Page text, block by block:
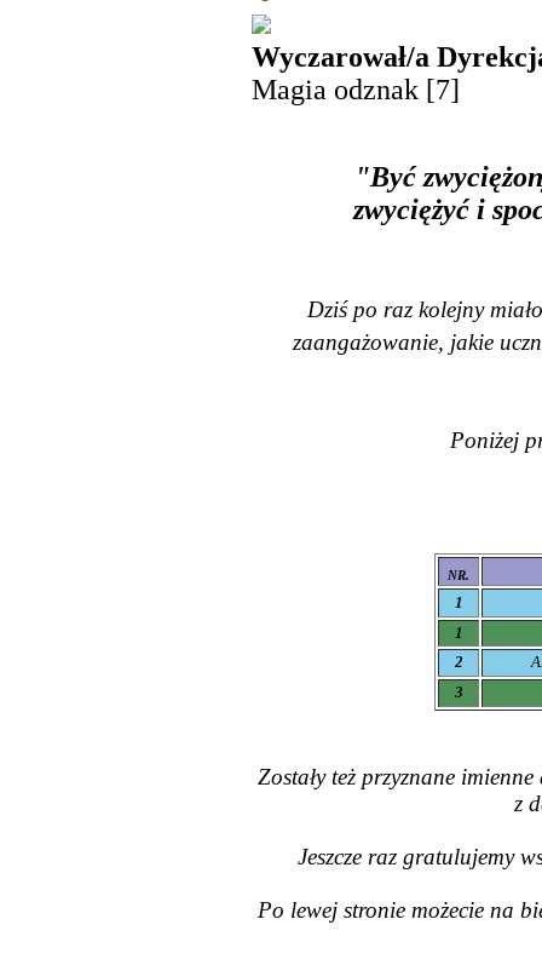
Wyczarował/a
Magia odznak [7]
"Być
zwyciężyć i
Dziś po raz kolejny
zaangażowanie, jakie
Poniżej
NR.
1
1
2
3
Zostały też przyznane
z
Jeszcze raz gratulujemy
Po lewej stronie możecie na